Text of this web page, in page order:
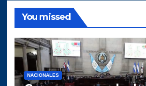
You missed
NACIONALES